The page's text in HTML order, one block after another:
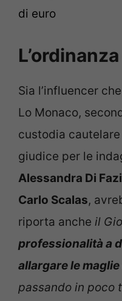
di euro
Sia l’influencer
Lo Monaco,
custodia
giudice per le
Alessandra Di
Carlo Scalas,
riporta anche il
professionalità a
allargare le
passando in poco